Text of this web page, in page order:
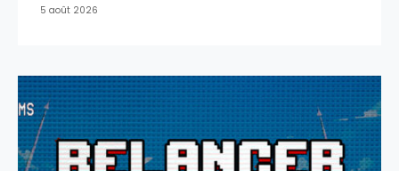
5 août 2026